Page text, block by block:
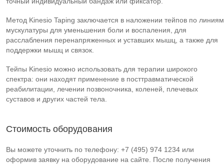
Метод Kinesio Taping заключается в наложении тейпов по линиям
мускулатуры для уменьшения боли и воспаления, для
расслабления перенапряженных и уставших мышц, а также для
поддержки мышц и связок.
Тейпы Kinesio можно использовать для терапии широкого
спектра: они находят применение в посттравматической
реабилитации, лечении позвоночника, коленей, плечевых
суставов и других частей тела.
Стоимость оборудования
Вы можете уточнить по телефону: +7 (495) 974 1234 или
оформив заявку на оборудование на сайте. После получения